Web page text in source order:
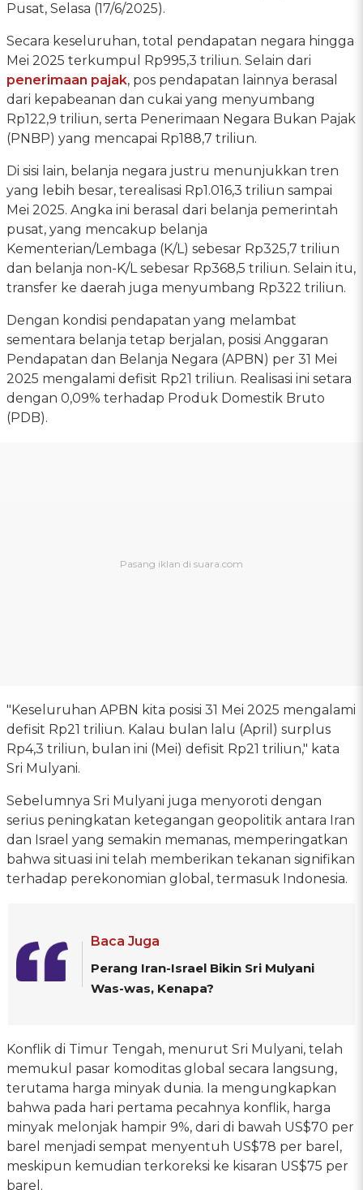
Pusat, Selasa (17/6/2025).
Secara keseluruhan, total pendapatan negara hingga
Mei 2025 terkumpul Rp995,3 triliun. Selain dari
penerimaan pajak, pos pendapatan lainnya berasal
dari kepabeanan dan cukai yang menyumbang
Rp122,9 triliun, serta Penerimaan Negara Bukan Pajak
(PNBP) yang mencapai Rp188,7 triliun.
Di sisi lain, belanja negara justru menunjukkan tren
yang lebih besar, terealisasi Rp1.016,3 triliun sampai
Mei 2025. Angka ini berasal dari belanja pemerintah
pusat, yang mencakup belanja
Kementerian/Lembaga (K/L) sebesar Rp325,7 triliun
dan belanja non-K/L sebesar Rp368,5 triliun. Selain itu,
transfer ke daerah juga menyumbang Rp322 triliun.
Dengan kondisi pendapatan yang melambat
sementara belanja tetap berjalan, posisi Anggaran
Pendapatan dan Belanja Negara (APBN) per 31 Mei
2025 mengalami defisit Rp21 triliun. Realisasi ini setara
dengan 0,09% terhadap Produk Domestik Bruto
(PDB).
"Keseluruhan APBN kita posisi 31 Mei 2025 mengalami
defisit Rp21 triliun. Kalau bulan lalu (April) surplus
Rp4,3 triliun, bulan ini (Mei) defisit Rp21 triliun," kata
Sri Mulyani.
Sebelumnya Sri Mulyani juga menyoroti dengan
serius peningkatan ketegangan geopolitik antara Iran
dan Israel yang semakin memanas, memperingatkan
bahwa situasi ini telah memberikan tekanan signifikan
terhadap perekonomian global, termasuk Indonesia.
Baca Juga
Perang Iran-Israel Bikin Sri Mulyani
Was-was, Kenapa?
Konflik di Timur Tengah, menurut Sri Mulyani, telah
memukul pasar komoditas global secara langsung,
terutama harga minyak dunia. Ia mengungkapkan
bahwa pada hari pertama pecahnya konflik, harga
minyak melonjak hampir 9%, dari di bawah US$70 per
barel menjadi sempat menyentuh US$78 per barel,
meskipun kemudian terkoreksi ke kisaran US$75 per
barel.